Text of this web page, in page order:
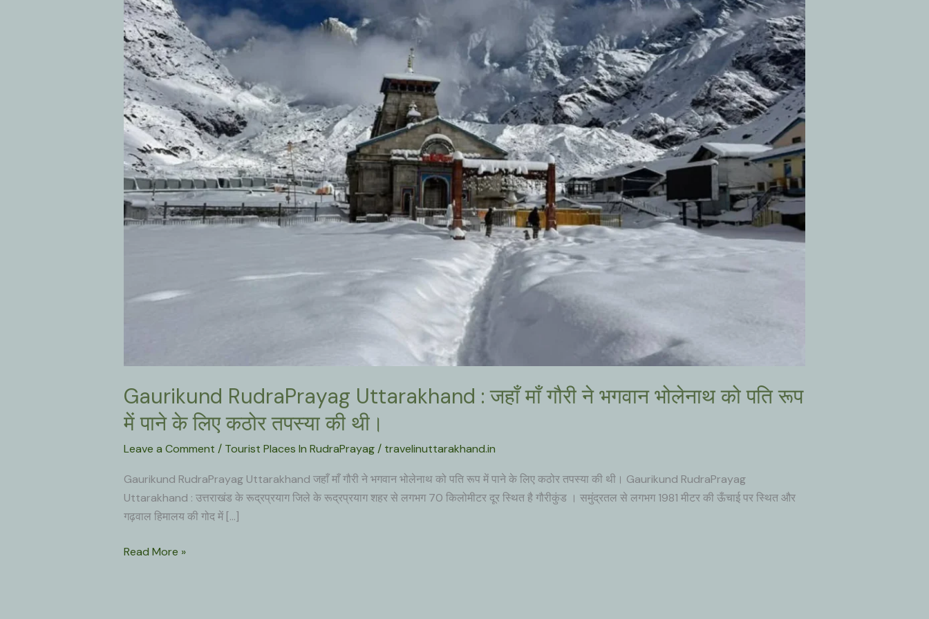
Gaurikund RudraPrayag Uttarakhand : जहाँ माँ गौरी ने भगवान भोलेनाथ को पति रूप
में पाने के लिए कठोर तपस्या की थी।
Leave a Comment / Tourist Places In RudraPrayag/ travelinuttarakhand.in
Gaurikund RudraPrayag Uttarakhand जहाँ माँ गौरी ने भगवान भोलेनाथ को पति रूप में पाने के लिए कठोर तपस्या की थी। Gaurikund RudraPrayag
Uttarakhand : उत्तराखंड के रूद्रप्रयाग जिले के रूद्रप्रयाग शहर से लगभग 70 किलोमीटर दूर स्थित है गौरीकुंड । समुंद्रतल से लगभग 1981 मीटर की ऊँचाई पर स्थित और
गढ़वाल हिमालय की गोद में […]
Gaurikund
Read More »